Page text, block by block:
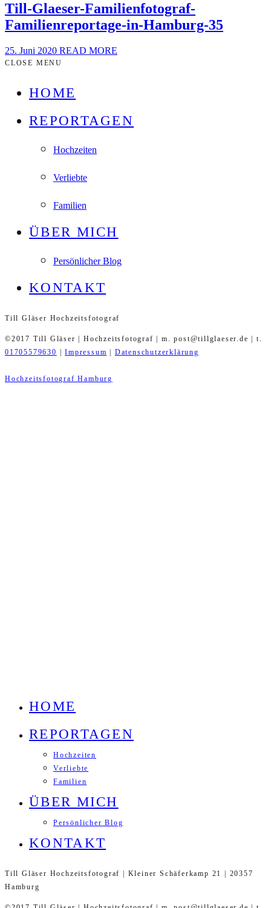
Till-Glaeser-Familienfotograf-
Familienreportage-in-Hamburg-35
25. Juni 2020 READ MORE
CLOSE MENU
HOME
REPORTAGEN
Hochzeiten
Verliebte
Familien
ÜBER MICH
Persönlicher Blog
KONTAKT
Till Gläser Hochzeitsfotograf
©2017 Till Gläser | Hochzeitsfotograf | m. post@tillglaeser.de | t.
01705579630
|Impressum Datenschutzerklärung
Hochzeitsfotograf Hamburg
HOME
REPORTAGEN
Hochzeiten
Verliebte
Familien
ÜBER MICH
Persönlicher Blog
KONTAKT
Till Gläser Hochzeitsfotograf | Kleiner Schäferkamp 21 | 20357
Hamburg